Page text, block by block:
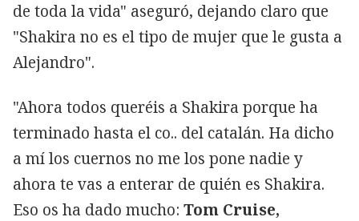
de toda la vida" aseguró, dejando claro que
"Shakira no es el tipo de mujer que le gusta a
Alejandro".
"Ahora todos queréis a Shakira porque ha
terminado hasta el co.. del catalán. Ha dicho
a mí los cuernos no me los pone nadie y
ahora te vas a enterar de quién es Shakira.
Eso os ha dado mucho: Tom Cruise,